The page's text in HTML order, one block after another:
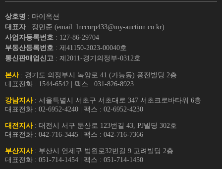
상호명 : 마이옥션
대표자 : 정민준 (email. lnccorp433@my-auction.co.kr)
사업자등록번호 : 127-86-29704
부동산등록번호 : 제41150-2023-00040호
통신판매업신고 : 제2011-경기의정부-0312호
본사: 경기도 의정부시 녹양로 41 (가능동) 풍전빌딩 2층
대표전화 : 1544-6542 | 팩스 : 031-826-8923
강남지사: 서울특별시 서초구 서초대로 347 서초크로바타워 6층
대표전화 : 02-6952-4240 | 팩스 : 02-6952-4230
대전지사: 대전시 서구 둔산로 123번길 43, PJ빌딩 302호
대표전화 : 042-716-3445 | 팩스 : 042-716-7366
부산지사: 부산시 연제구 법원로32번길 9 고려빌딩 2층
대표전화 : 051-714-1454 | 팩스 : 051-714-1450